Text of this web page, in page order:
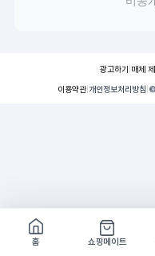
광고하기 매체
이용약관 개인정보처리방침
홈
쇼핑메이트